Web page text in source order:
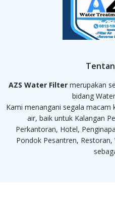
AZS Water Filtermerupakan
bidang
Kami menangani segala
air, baik untuk Kalangan
Perkantoran, Hotel,
Pondok Pesantren,